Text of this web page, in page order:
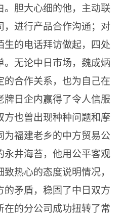
。胆大心细的他，主动联
进行产品合作沟通；对
生的电话拜访做起，四处
无论中日市场，魏成炳
合作关系，也为自己在
日企内赢得了令人信服
也曾出现种种问题和摩
福建老乡的中方贸易公
永井海苔，他用公平客观
热心的态度说明情况，
矛盾，稳固了中日双方
的分公司成功扭转了常